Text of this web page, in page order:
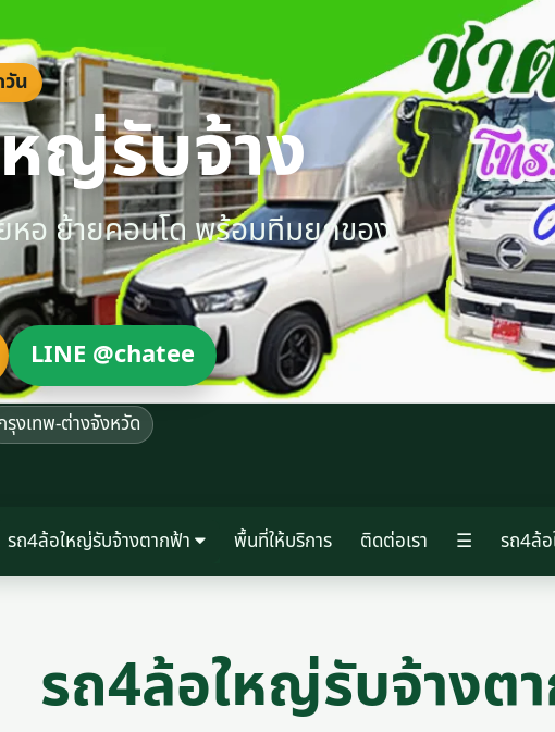
วัน
ญ่รับจ้าง
หอ ย้ายคอนโด พร้อมทีมยกของ
LINE @chatee
รุงเทพ-ต่างจังหวัด
รถ4ล้อใหญ่รับจ้างตากฟ้า พื้นที่ให้บริการ ติดต่อเรา ☰ รถ4ล้
รถ4ล้อใหญ่รับจ้างต